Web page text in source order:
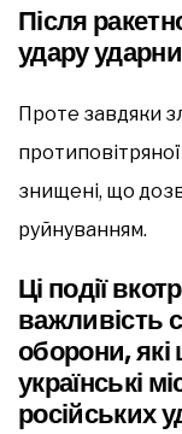
Після
удару
Проте завдяки
знищені, що
руйнуванням.
Ці події
важливість
оборони,
українські
російських